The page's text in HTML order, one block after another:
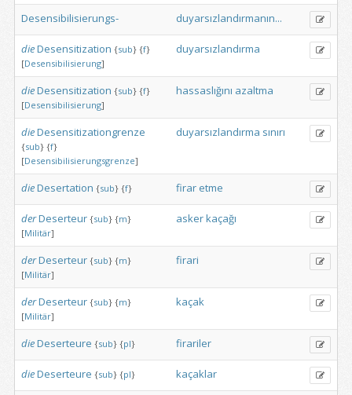
Desensibilisierungs- duyarsızlandırmanın...
dieDesensitization {sub} {f}
[Desensibilisierung]
duyarsızlandırma
dieDesensitization {sub} {f}
[Desensibilisierung]
hassaslığını azaltma
dieDesensitizationgrenze
{sub} {f}
[Desensibilisierungsgrenze]
duyarsızlandırma sınırı
dieDesertation {sub} {f} firar etme
derDeserteur {sub} {m}
[Militär]
askerkaçağı
derDeserteur {sub} {m}
[Militär]
firari
derDeserteur {sub} {m}
[Militär]
kaçak
dieDeserteure {sub} {pl} firariler
dieDeserteure {sub} {pl} kaçaklar